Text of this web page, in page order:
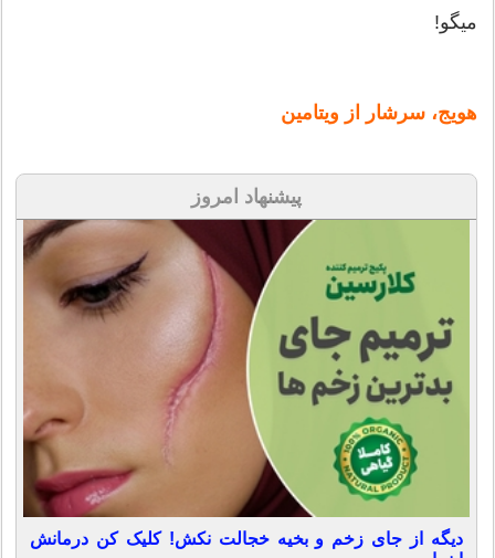
میگو!
هویج، سرشار از ویتامین
پیشنهاد امروز
دیگه از جای زخم و بخیه خجالت نکش! کلیک کن درمانش